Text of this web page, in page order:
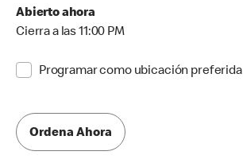
Abierto ahora
Cierra a las 11:00 PM
Programar como ubicación preferida
Ordena Ahora